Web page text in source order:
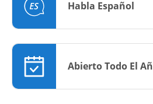
Habla Español
Abierto Todo El